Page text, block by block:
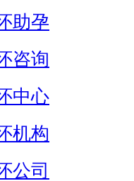
助孕
咨询
中心
机构
公司